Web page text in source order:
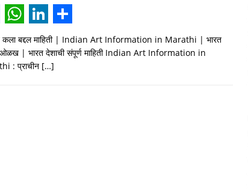
W
h
a
L
i
n
S
h
a
कला बद्दल माहिती | Indian Art Information in Marathi | भारत
ओळख | भारत देशाची संपूर्ण माहिती Indian Art Information in
: प्राचीन […]